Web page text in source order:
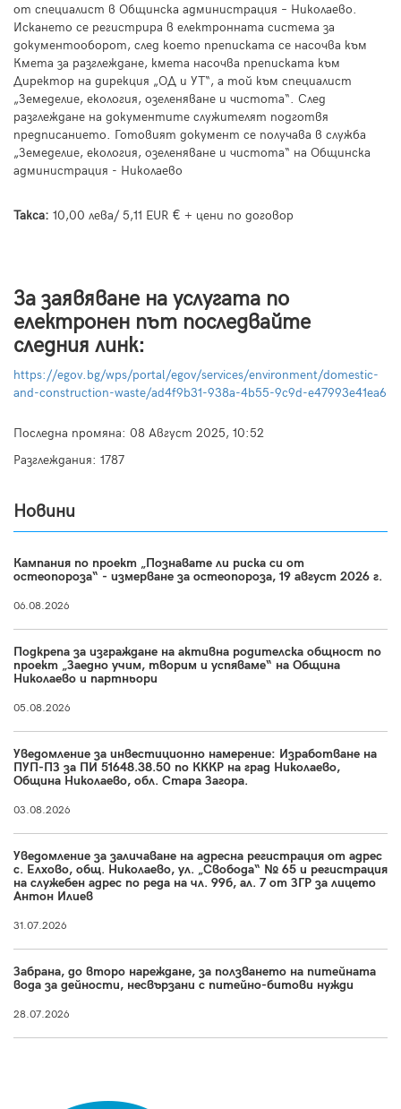
от специалист в Oбщинска администрация – Николаево.
Искането се регистрира в електронната система за
документооборот, след което преписката се насочва към
Кмета за разглеждане, кмета насочва преписката към
Директор на дирекция „ОД и УТ“, а той към специалист
„Земеделие, екология, озеленяване и чистота“. След
разглеждане на документите служителят подготвя
предписанието. Готовият документ се получава в служба
„Земеделие, екология, озеленяване и чистота“ на Общинска
администрация - Николаево
Такса: 10,00 лева/ 5,11 EUR € + цени по договор
За заявяване на услугата по
електронен път последвайте
следния линк:
https://egov.bg/wps/portal/egov/services/environment/domestic-
and-construction-waste/ad4f9b31-938a-4b55-9c9d-e47993e41ea6
Последна промяна: 08 Август 2025, 10:52
Разглеждания: 1787
Новини
Кампания по проект „Познавате ли риска си от
остеопороза“ - измерване за остеопороза, 19 август 2026 г.
06.08.2026
Подкрепа за изграждане на активна родителска общност по
проект „Заедно учим, творим и успяваме“ на Община
Николаево и партньори
05.08.2026
Уведомление за инвестиционно намерение: Изработване на
ПУП-ПЗ за ПИ 51648.38.50 по КККР на град Николаево,
Община Николаево, обл. Стара Загора.
03.08.2026
Уведомление за заличаване на адресна регистрация от адрес
с. Елхово, общ. Николаево, ул. „Свобода“ № 65 и регистрация
на служебен адрес по реда на чл. 99б, ал. 7 от ЗГР за лицето
Антон Илиев
31.07.2026
Забрана, до второ нареждане, за ползването на питейната
вода за дейности, несвързани с питейно-битови нужди
28.07.2026